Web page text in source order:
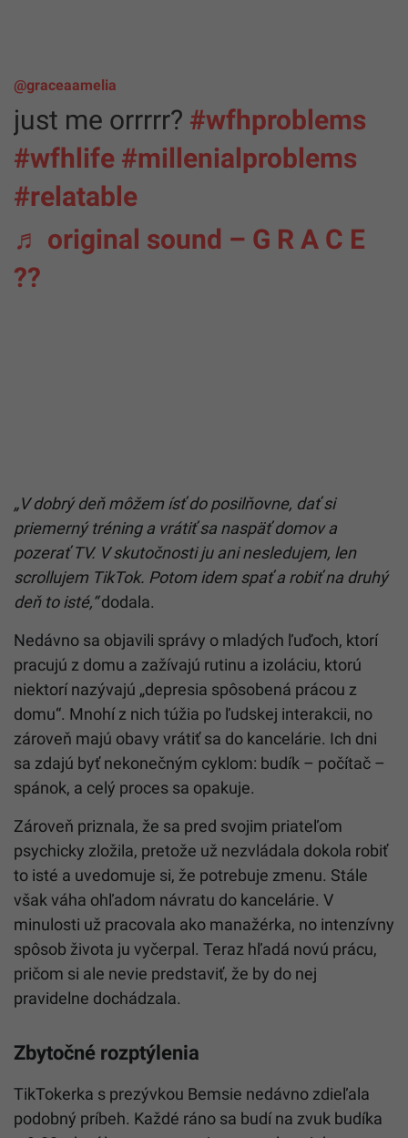
@graceaamelia
just me orrrrr? #wfhproblems
#wfhlife #millenialproblems
#relatable
♬ original sound – G R A C E
??
„V dobrý deň môžem ísť do posilňovne, dať si
priemerný tréning a vrátiť sa naspäť domov a
pozerať TV. V skutočnosti ju ani nesledujem, len
scrollujem TikTok. Potom idem spať a robiť na druhý
deň to isté,“dodala.
Nedávno sa objavili správy o mladých ľuďoch, ktorí
pracujú z domu a zažívajú rutinu a izoláciu, ktorú
niektorí nazývajú „depresia spôsobená prácou z
domu“. Mnohí z nich túžia po ľudskej interakcii, no
zároveň majú obavy vrátiť sa do kancelárie. Ich dni
sa zdajú byť nekonečným cyklom: budík – počítač –
spánok, a celý proces sa opakuje.
Zároveň priznala, že sa pred svojim priateľom
psychicky zložila, pretože už nezvládala dokola robiť
to isté a uvedomuje si, že potrebuje zmenu. Stále
však váha ohľadom návratu do kancelárie. V
minulosti už pracovala ako manažérka, no intenzívny
spôsob života ju vyčerpal. Teraz hľadá novú prácu,
pričom si ale nevie predstaviť, že by do nej
pravidelne dochádzala.
Zbytočné rozptýlenia
TikTokerka s prezývkou Bemsie nedávno zdieľala
podobný príbeh. Každé ráno sa budí na zvuk budíka